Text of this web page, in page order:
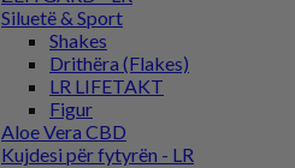
Siluetë & Sport
Shakes
Drithëra (Flakes)
LR LIFETAKT
Figur
Aloe Vera CBD
Kujdesi për fytyrën - LR